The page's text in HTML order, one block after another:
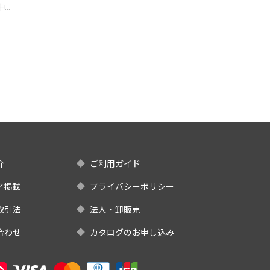
...
ご利用ガイド
掲載
プライバシーポリシー
引法
法人・卸販売
わせ
カタログのお申し込み